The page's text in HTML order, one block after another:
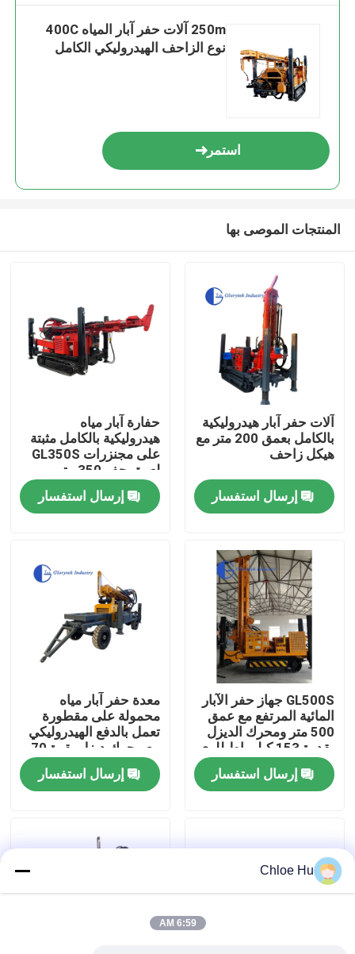
بيت
معلومات عنا
جولة في المعمل
رقابة جودة
أخبار
حالات
اطلب اقتباس
آلات الحفر
250m آلات حفر آبار المياه 400C
نوع الزاحف الهيدروليكي الكامل
استمر
المنتجات الموصى بها
آلات حفر آبار هيدروليكية
بالكامل بعمق 200 متر مع
هيكل زاحف
إرسال استفسار
حفارة آبار مياه
هيدروليكية بالكامل مثبتة
على مجنزرات GL350S
لعمق حفر 350 متر
إرسال استفسار
GL500S جهاز حفر الآبار
المائية المرتفع مع عمق
500 متر ومحرك الديزل
بقدرة 153 كيلوواط للري
الزراعي
إرسال استفسار
معدة حفر آبار مياه
محمولة على مقطورة
تعمل بالدفع الهيدروليكي
مع محرك ديزل بقوة 70
كيلو وات لعمق حفر 260
مترًا
إرسال استفسار
Chloe Hu
6:59 AM